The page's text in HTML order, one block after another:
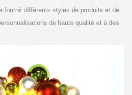
fournir différents styles de produits et de
de haute qualité et à des